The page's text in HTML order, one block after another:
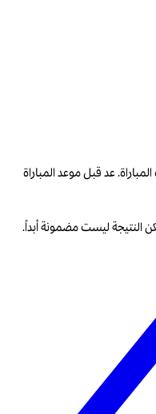
عد قبل موعد المباراة
النتيجة ليست مضمونة أبداً.